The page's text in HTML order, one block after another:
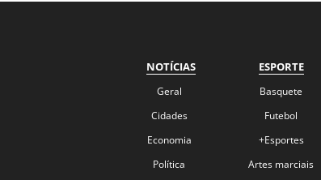
NOTÍCIAS
Geral
Cidades
Economia
Política
ESPORTE
Basquete
Futebol
+Esportes
Artes marciais